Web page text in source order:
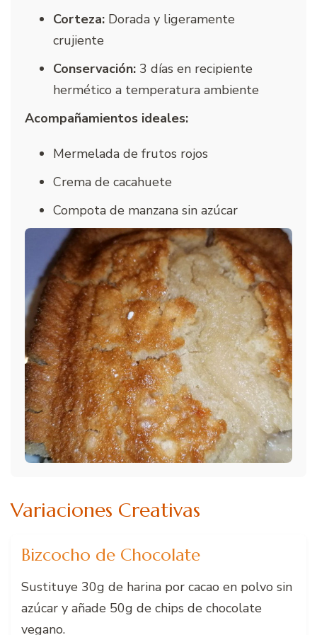
Corteza: Dorada y ligeramente
crujiente
Conservación: 3 días en recipiente
hermético a temperatura ambiente
Acompañamientos ideales:
Mermelada de frutos rojos
Crema de cacahuete
Compota de manzana sin azúcar
Variaciones Creativas
Bizcocho de Chocolate
Sustituye 30g de harina por cacao en polvo sin
azúcar y añade 50g de chips de chocolate
vegano.